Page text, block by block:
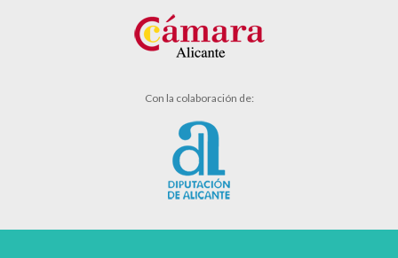
Con la colaboración de: